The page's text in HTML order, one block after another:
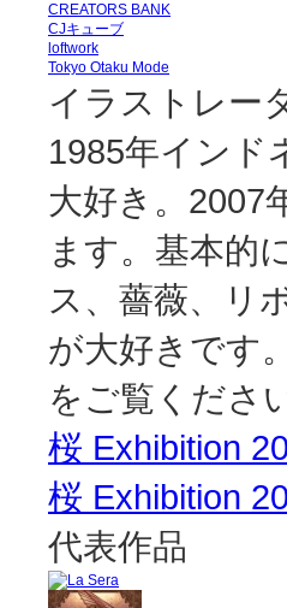
CREATORS BANK
CJキューブ
loftwork
Tokyo Otaku Mode
イラストレー
1985年インド
大好き。2007
ます。基本的
ス、薔薇、リ
が大好きです
をご覧くださ
桜 Exhibition
桜 Exhibition
代表作品